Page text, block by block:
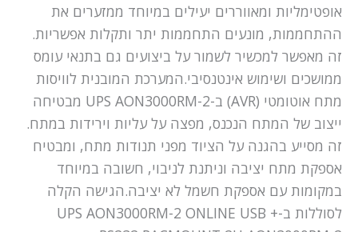
אופטימליות ומאווררים יעילים במיוחד ממזערים את
ההתחממות, מונעים התחממות יתר ותקלות אפשריות.
זה מאפשר למכשיר לשמור על ביצועים גם בתנאי עומס
ממושכים ושימוש אינטנסיבי.המערכת המובנית לוויסות
מתח אוטומטי (AVR) ב-UPS AON3000RM-2 מבטיחה
ייצוב של המתח הנכנס, מפצה על עליות וירידות במתח.
זה מסייע בהגנה על הציוד מפני תנודות מתח, ומבטיח
אספקת מתח יציבה וניתנת לניבוי, חשובה במיוחד
במקומות עם אספקת חשמל לא יציבה.הגישה הקלה
לסוללות ב-UPS AON3000RM-2 ONLINE USB +